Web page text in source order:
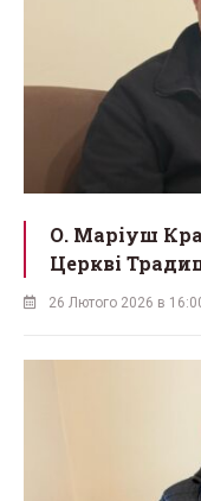
О. Маріуш
Церкві
26 Лютого 2026 в